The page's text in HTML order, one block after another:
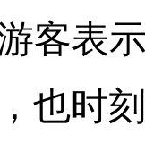
客表
也时